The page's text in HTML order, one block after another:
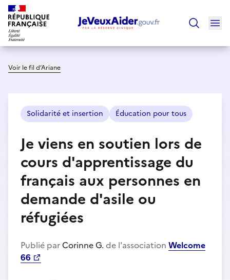
Voir le fil d’Ariane
Solidarité et insertion Éducation pour tous
Je viens en soutien lors de
cours d'apprentissage du
français aux personnes en
demande d'asile ou
réfugiées
Publié par Corinne G. de l'association Welcome
66